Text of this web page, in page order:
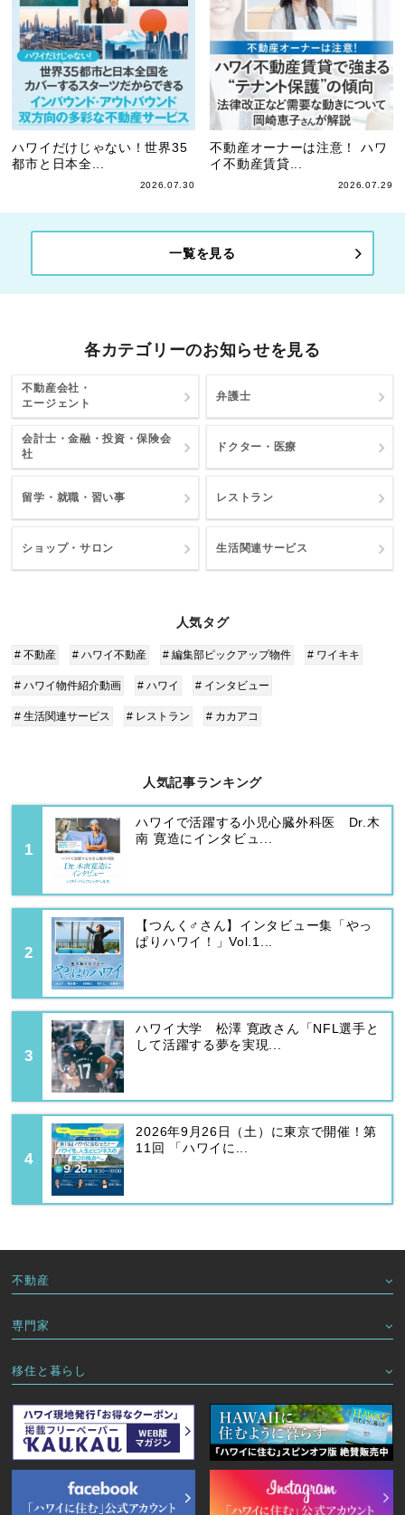
ハワイだけじゃない！世界35
都市と日本全...
2026.07.30
不動産オーナーは注意！ ハワ
イ不動産賃貸...
2026.07.29
一覧を見る
各カテゴリーのお知らせを見る
不動産会社・
エージェント
弁護士
会計士・金融・投資・保険会
社
ドクター・医療
留学・就職・習い事 レストラン
ショップ・サロン 生活関連サービス
人気タグ
# 不動産 # ハワイ不動産 # 編集部ピックアップ物件 # ワイキキ
# ハワイ物件紹介動画 # ハワイ # インタビュー
# 生活関連サービス # レストラン # カカアコ
人気記事ランキング
ハワイで活躍する小児心臓外科医 Dr.木
南 寛造にインタビュ...
【つんく♂さん】インタビュー集「やっ
ぱりハワイ！」Vol.1...
ハワイ大学 松澤 寛政さん「NFL選手と
して活躍する夢を実現...
2026年9月26日（土）に東京で開催！第
11回 「ハワイに...
不動産
専門家
移住と暮らし